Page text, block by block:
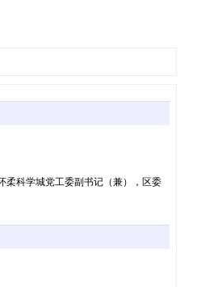
科学城党工委副书记（兼），区委